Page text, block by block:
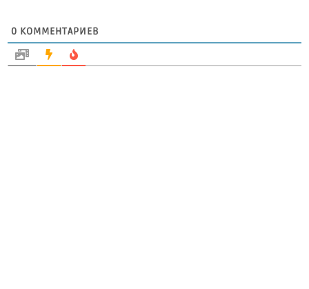
0 КОММЕНТАРИЕВ